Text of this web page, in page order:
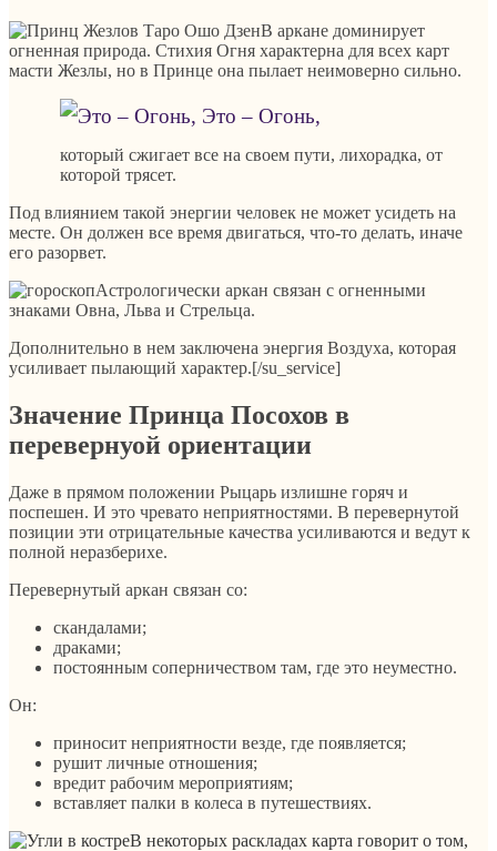
В аркане доминирует
огненная природа. Стихия Огня характерна для всех карт
масти Жезлы, но в Принце она пылает неимоверно сильно.
Это – Огонь,
который сжигает все на своем пути, лихорадка, от
которой трясет.
Под влиянием такой энергии человек не может усидеть на
месте. Он должен все время двигаться, что-то делать, иначе
его разорвет.
Астрологически аркан связан с огненными
знаками Овна, Льва и Стрельца.
Дополнительно в нем заключена энергия Воздуха, которая
усиливает пылающий характер.[/su_service]
Значение Принца Посохов в
перевернуой ориентации
Даже в прямом положении Рыцарь излишне горяч и
поспешен. И это чревато неприятностями. В перевернутой
позиции эти отрицательные качества усиливаются и ведут к
полной неразберихе.
Перевернутый аркан связан со:
скандалами;
драками;
постоянным соперничеством там, где это неуместно.
Он:
приносит неприятности везде, где появляется;
рушит личные отношения;
вредит рабочим мероприятиям;
вставляет палки в колеса в путешествиях.
В некоторых раскладах карта говорит о том,